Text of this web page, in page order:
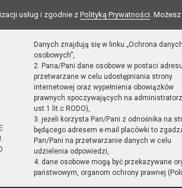
usług i zgodnie z Polityką Prywatności.
Danych znajdują się w linku „Ochrona danych
osobowych”,
2. Pana/Pani dane osobowe w postaci
przetwarzane w celu udostępniania strony
internetowej oraz wypełnienia obowiązków
prawnych spoczywających na
ust.1 lit.c RODO),
3. jeżeli korzysta Pan/Pani z odnośnika na
będącego adresem e-mail placówki to
Pan/Pani na przetwarzanie danych w celu
udzielenia odpowiedzi,
4. dane osobowe mogą być przekazywane
państwowym, organom ochrony prawnej